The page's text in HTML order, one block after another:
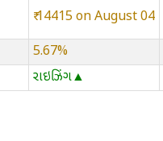
₹ 14415 on August 04
5.67%
રાઇઝિંગ▲